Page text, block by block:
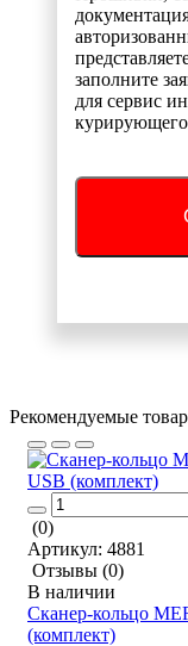
заполните
для сервис
Рекомендуемые
(0)
Артикул: 4881
Отзывы (0)
В наличии
Сканер-кольцо
(комплект)